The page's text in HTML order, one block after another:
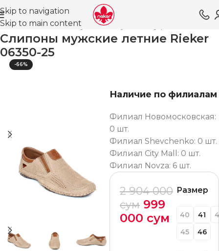
Skip to navigation
Skip to main content
Магазин Обувь для мужчин
Слипоны мужские летние Rieker
06350-25
-66%
Наличие по филиалам
Филиал Новомосковская:
0 шт.
Филиал Shevchenko: 0 шт.
Филиал City Mall: 0 шт.
Филиал Novza: 6 шт.
2 904 000
сум 999
000 сум
Размер
40 41
45
46